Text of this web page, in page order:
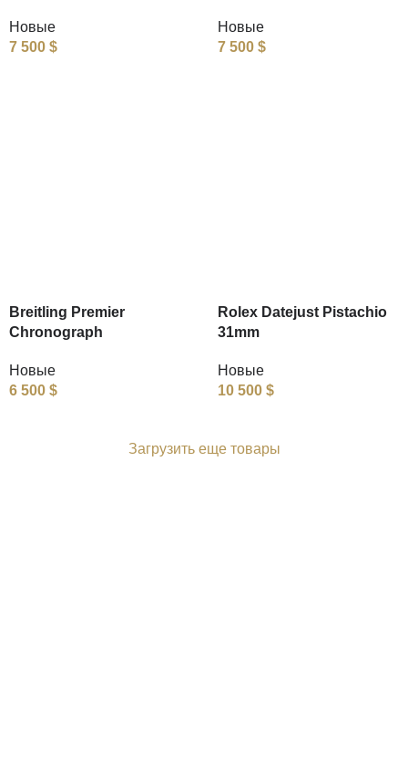
Новые
7 500 $
Новые
7 500 $
Breitling Premier
Chronograph
Новые
6 500 $
Rolex Datejust Pistachio
31mm
Новые
10 500 $
Загрузить еще товары